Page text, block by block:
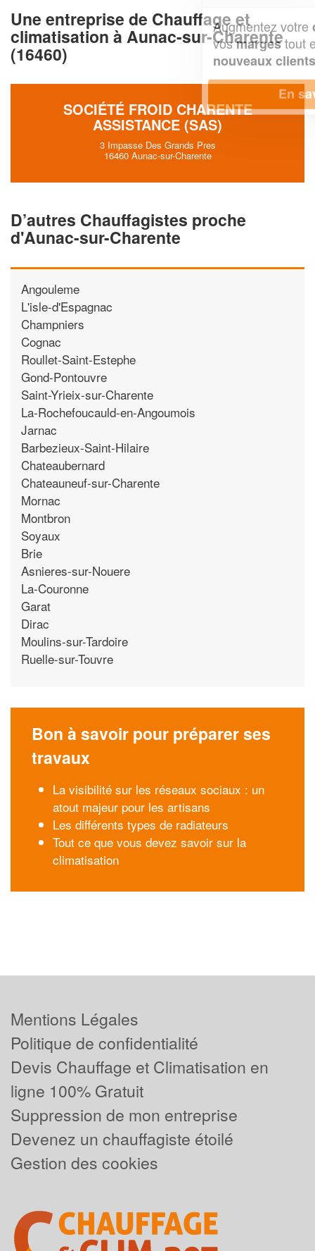
Une entreprise de Chauffage et
climatisation à Aunac-sur-Charente
(16460)
SOCIÉTÉ FROID CHARENTE
ASSISTANCE (SAS)
3 Impasse Des Grands Pres
16460 Aunac-sur-Charente
D’autres Chauffagistes proche
d'Aunac-sur-Charente
Angouleme
L'isle-d'Espagnac
Champniers
Cognac
Roullet-Saint-Estephe
Gond-Pontouvre
Saint-Yrieix-sur-Charente
La-Rochefoucauld-en-Angoumois
Jarnac
Barbezieux-Saint-Hilaire
Chateaubernard
Chateauneuf-sur-Charente
Mornac
Montbron
Soyaux
Brie
Asnieres-sur-Nouere
La-Couronne
Garat
Dirac
Moulins-sur-Tardoire
Ruelle-sur-Touvre
Bon à savoir pour préparer ses
travaux
La visibilité sur les réseaux sociaux : un
atout majeur pour les artisans
Les différents types de radiateurs
Tout ce que vous devez savoir sur la
climatisation
Augmentez votrechiffre d'affaireset
vosmargestout en gagnant de
Mentions Légales
Politique de confidentialité
Devis Chauffage et Climatisation en
ligne 100% Gratuit
Suppression de mon entreprise
Devenez un chauffagiste étoilé
Gestion des cookies